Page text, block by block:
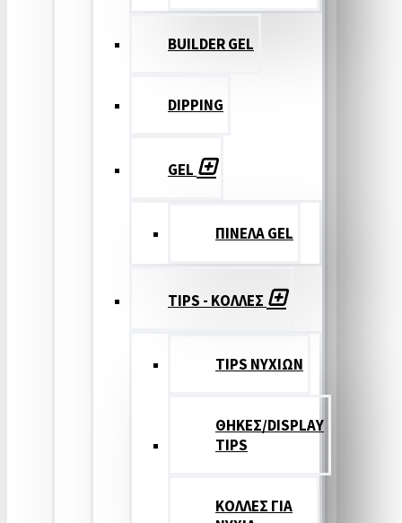
BUILDER GEL
DIPPING
GEL
ΠΙΝΕΛΑ GEL
TIPS - ΚΟΛΛΕΣ
TIPS ΝΥΧΙΩΝ
ΘΗΚΕΣ/DISPLAY
TIPS
ΚΟΛΛΕΣ ΓΙΑ